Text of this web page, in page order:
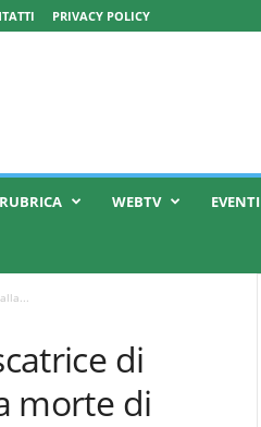
PRIVACY POLICY
RUBRICA WEBTV EVENTI
di
morte di